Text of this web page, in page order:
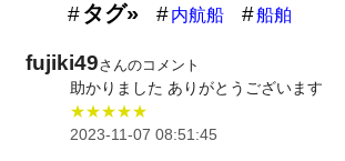
タグ» 内航船 船舶
fujiki49さんのコメント
助かりました ありがとうございます
★★★★★
2023-11-07 08:51:45